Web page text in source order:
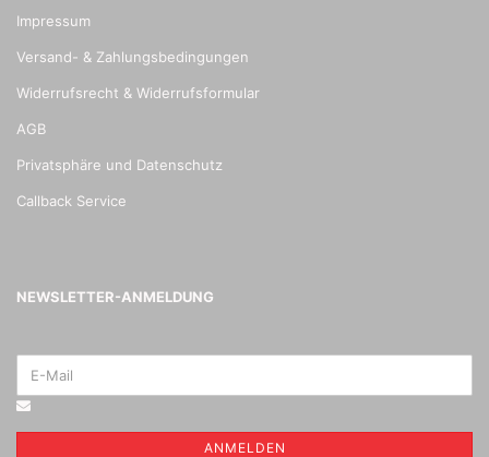
Impressum
Versand- & Zahlungsbedingungen
Widerrufsrecht & Widerrufsformular
AGB
Privatsphäre und Datenschutz
Callback Service
NEWSLETTER-ANMELDUNG
ANMELDEN